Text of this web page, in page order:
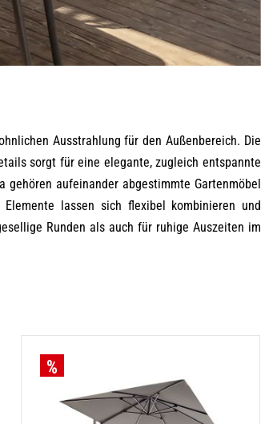
Ausstrahlung für den Außenbereich. Die
sorgt für eine elegante, zugleich entspannte
gehören aufeinander abgestimmte Gartenmöbel
lassen sich flexibel kombinieren und
Runden als auch für ruhige Auszeiten im